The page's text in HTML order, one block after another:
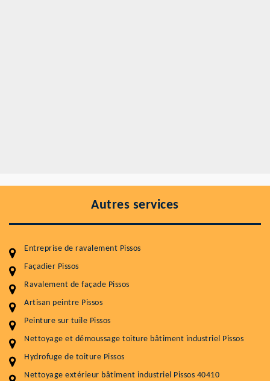
Autres services
Entreprise de ravalement Pissos
Façadier Pissos
Ravalement de façade Pissos
Artisan peintre Pissos
Peinture sur tuile Pissos
Nettoyage et démoussage toiture bâtiment industriel Pissos
Hydrofuge de toiture Pissos
Nettoyage extérieur bâtiment industriel Pissos 40410
Entretenir votre toiture, c'est préserver sa
Plus de 15 ans d'expérience en couverture et facade
Service
Nettoyageb toiture